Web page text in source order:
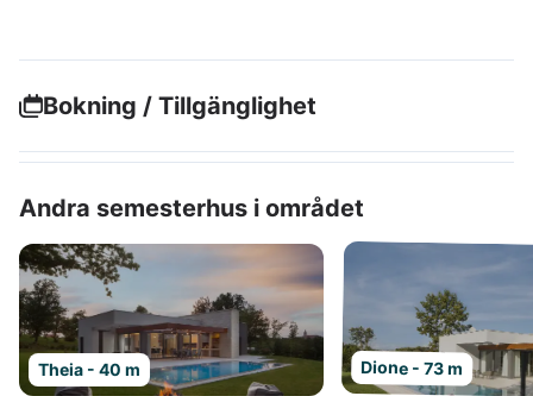
Bokning / Tillgänglighet
Andra semesterhus i området
Theia - 40 m Dione - 73 m